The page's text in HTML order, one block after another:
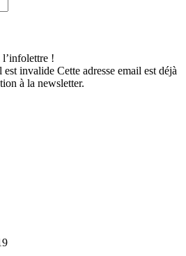
!
est invalide Cette adresse email est déjà
à la newsletter.